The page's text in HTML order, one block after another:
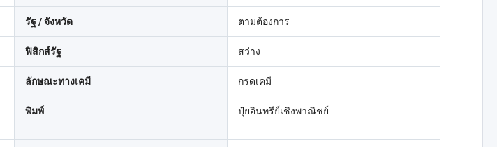
รัฐ / จังหวัด ตามต้องการ
ฟิสิกส์รัฐ สว่าง
ลักษณะทางเคมี กรดเคมี
พิมพ์ ปุ๋ยอินทรีย์เชิงพาณิชย์